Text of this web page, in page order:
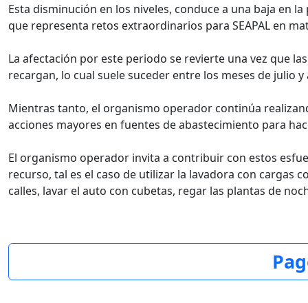
Esta disminución en los niveles, conduce a una baja en
que representa retos extraordinarios para SEAPAL en
La afectación por este periodo se revierte una vez que
recargan, lo cual suele suceder entre los meses de julio y
Mientras tanto, el organismo operador continúa
acciones mayores en fuentes de abastecimiento para
El organismo operador invita a contribuir con estos
recurso, tal es el caso de utilizar la lavadora con cargas
calles, lavar el auto con cubetas, regar las plantas de